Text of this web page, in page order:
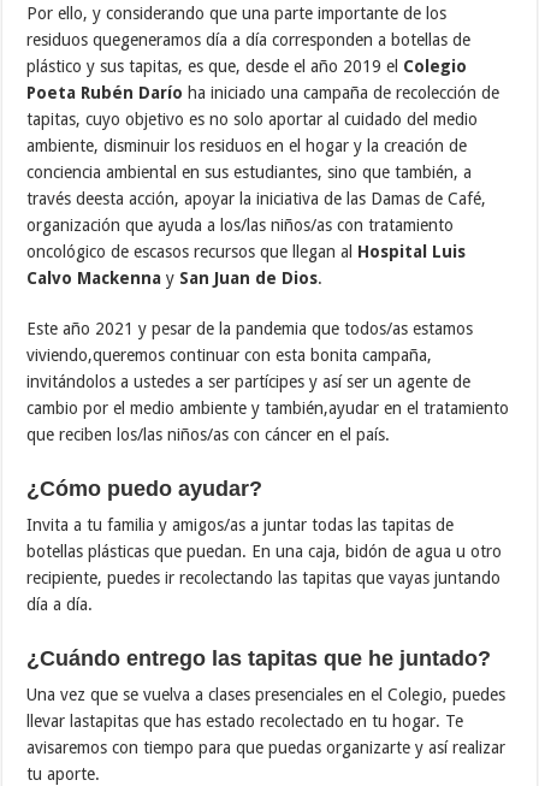
Por ello, y considerando que una parte importante de los
residuos quegeneramos día a día corresponden a botellas de
plástico y sus tapitas, es que, desde el año 2019 el Colegio
Poeta Rubén Darío ha iniciado una campaña de recolección de
tapitas, cuyo objetivo es no solo aportar al cuidado del medio
ambiente, disminuir los residuos en el hogar y la creación de
conciencia ambiental en sus estudiantes, sino que también, a
través deesta acción, apoyar la iniciativa de las Damas de Café,
organización que ayuda a los/las niños/as con tratamiento
oncológico de escasos recursos que llegan al Hospital Luis
Calvo Mackenna y San Juan de Dios.
Este año 2021 y pesar de la pandemia que todos/as estamos
viviendo,queremos continuar con esta bonita campaña,
invitándolos a ustedes a ser partícipes y así ser un agente de
cambio por el medio ambiente y también,ayudar en el tratamiento
que reciben los/las niños/as con cáncer en el país.
¿Cómo puedo ayudar?
Invita a tu familia y amigos/as a juntar todas las tapitas de
botellas plásticas que puedan. En una caja, bidón de agua u otro
recipiente, puedes ir recolectando las tapitas que vayas juntando
día a día.
¿Cuándo entrego las tapitas que he juntado?
Una vez que se vuelva a clases presenciales en el Colegio, puedes
llevar lastapitas que has estado recolectado en tu hogar. Te
avisaremos con tiempo para que puedas organizarte y así realizar
tu aporte.